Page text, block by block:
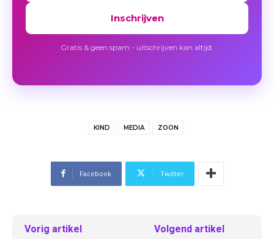
Inschrijven
Gratis & geen spam - uitschrijven kan altijd.
KIND MEDIA ZOON
Facebook Twitter
Vorig artikel Volgend artikel